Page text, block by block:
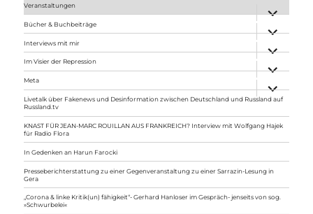
Veranstaltungen
anzeigen
Bücher & Buchbeiträge
anzeigen
Interviews mit mir
anzeigen
Im Visier der Repression
anzeigen
Meta
anzeigen
Livetalk über Fakenews und Desinformation zwischen Deutschland und Russland auf
Russland.tv
KNAST FÜR JEAN-MARC ROUILLAN AUS FRANKREICH? Interview mit Wolfgang Hajek
für Radio Flora
In Gedenken an Harun Farocki
Presseberichterstattung zu einer Gegenveranstaltung zu einer Sarrazin-Lesung in
Gera
„Corona & linke Kritik(un) fähigkeit“- Gerhard Hanloser im Gespräch- jenseits von sog.
»Schwurbelei«